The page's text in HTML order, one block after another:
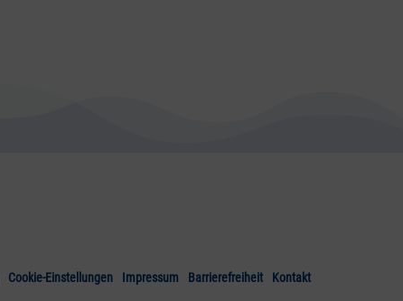
Kontakt
Barrierefreiheit
Impressum
Cookie-Einstellungen